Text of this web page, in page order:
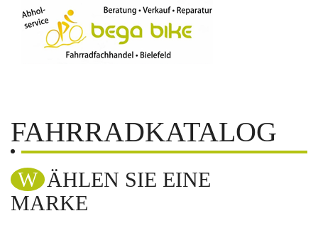
FAHRRADKATALOG
WÄHLEN SIE EINE
MARKE